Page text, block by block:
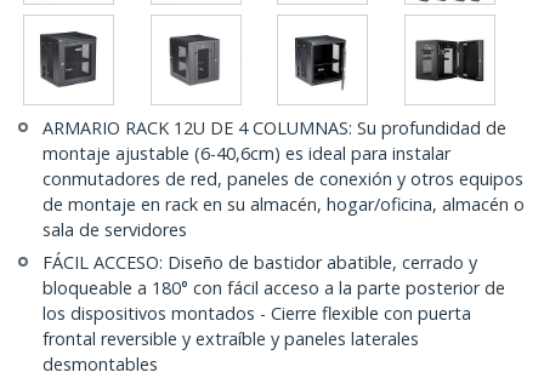
ARMARIO RACK 12U DE 4 COLUMNAS: Su profundidad de
montaje ajustable (6-40,6cm) es ideal para instalar
conmutadores de red, paneles de conexión y otros equipos
de montaje en rack en su almacén, hogar/oficina, almacén o
sala de servidores
FÁCIL ACCESO: Diseño de bastidor abatible, cerrado y
bloqueable a 180° con fácil acceso a la parte posterior de
los dispositivos montados - Cierre flexible con puerta
frontal reversible y extraíble y paneles laterales
desmontables